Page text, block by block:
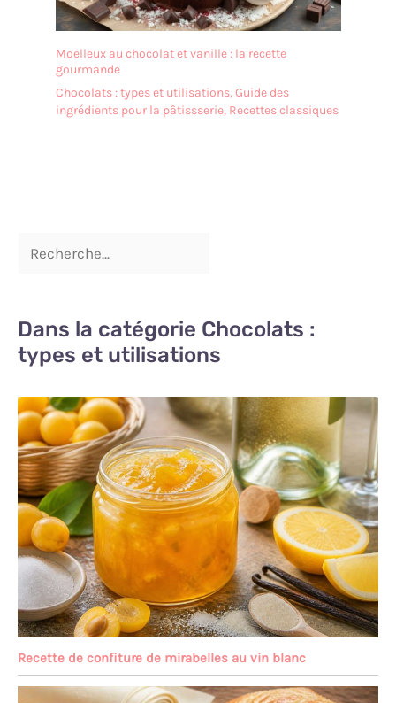
Moelleux au chocolat et vanille : la recette
gourmande
Chocolats : types et utilisations,Guide des
ingrédients pour la pâtissserie, Recettes classiques
Dans la catégorie Chocolats :
types et utilisations
Recette de confiture de mirabelles au vin blanc